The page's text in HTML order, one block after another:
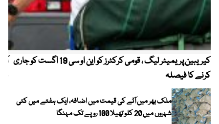
کیریبین پریمیئر لیگ ، قومی کرکٹرز کو این او سی 19 اگست کو جاری
کرنے کا فیصلہ
ملک بھر میں آٹے کی قیمت میں اضافہ، ایک ہفتے میں کئی
شہروں میں 20 کلو تھیلا 100 روپے تک مہنگا